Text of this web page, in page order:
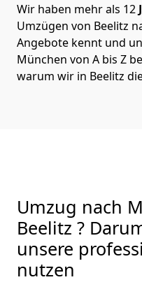
Wir haben mehr als 12
Umzügen von Beelitz
Angebote kennt und
München von A bis Z
warum wir in Beelitz
Umzug nach
Beelitz ?
unsere
nutzen